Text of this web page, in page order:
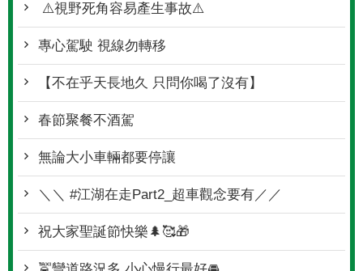
⚠️視野死角容易產生事故⚠️
專心駕駛 視線勿轉移
【不在乎天長地久 只問你喝了沒有】
春節聚餐不酒駕
無論大小車輛都要停讓
＼＼ #江湖在走Part2_超車觀念要有／／
祝大家聖誕節快樂🌲🥰🎁